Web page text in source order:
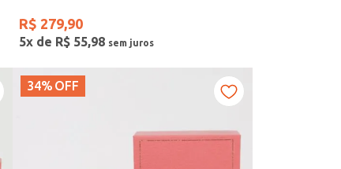
R$ 279,90
5x de R$ 55,98
34% OFF